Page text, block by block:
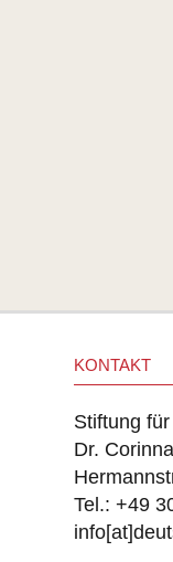
KONTAKT
Stiftung
Dr.
Tel.: +49
info[at]